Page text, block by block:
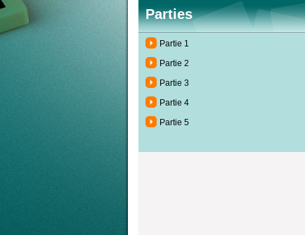
Parties
Partie 1
Partie 2
Partie 3
Partie 4
Partie 5